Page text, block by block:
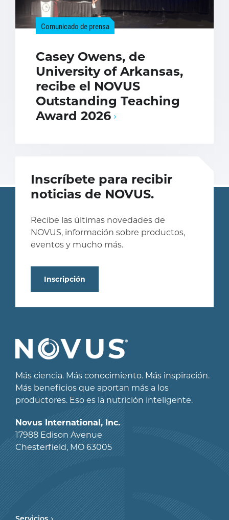
Comunicado de prensa
Casey Owens, de
University of Arkansas,
recibe el NOVUS
Outstanding Teaching
Award 2026
Inscríbete para recibir
noticias de NOVUS.
Recibe las últimas novedades de
NOVUS, información sobre productos,
eventos y mucho más.
Inscripción
Más ciencia. Más conocimiento. Más inspiración.
Más beneficios que aportan más a los
productores. Eso es la nutrición inteligente.
Novus International, Inc.
17988 Edison Avenue
Chesterfield, MO 63005